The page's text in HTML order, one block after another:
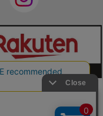
製・転載を禁止します。
Group, Inc. ALL RIGHTS RE